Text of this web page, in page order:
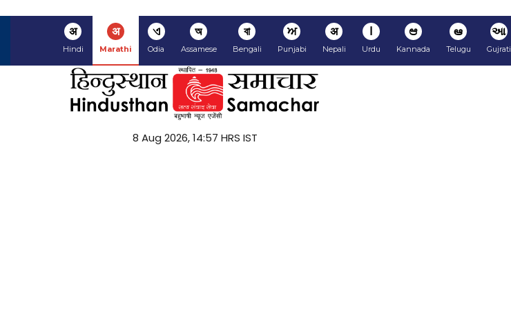
अ
Hindi
अ
Marathi
ଏ
Odia
অ
Assamese
বা
Bengali
ਅ
Punjabi
अ
Nepali
ا
Urdu
ಆ
Kannada
ఆ
Telugu
આ
Gujrati
8 Aug 2026, 14:57 HRS IST